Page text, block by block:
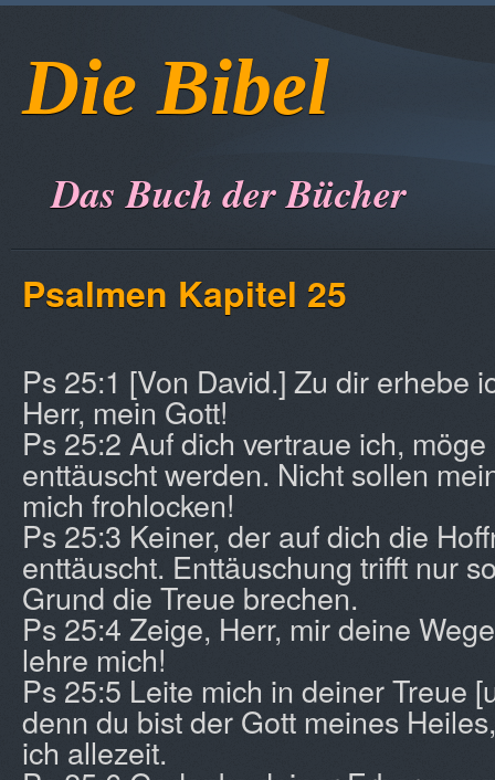
Die Bibel
Das Buch der Bücher
Psalmen Kapitel 25
Ps 25:1 [Von David.] Zu dir erhebe
Herr, mein Gott!
Ps 25:2 Auf dich vertraue ich,
enttäuscht werden. Nicht sollen
mich frohlocken!
Ps 25:3 Keiner, der auf dich die
enttäuscht. Enttäuschung trifft nur
Grund die Treue brechen.
Ps 25:4 Zeige, Herr, mir deine
lehre mich!
Ps 25:5 Leite mich in deiner Treue
denn du bist der Gott meines
ich allezeit.